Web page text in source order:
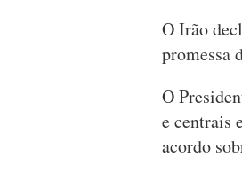
O Irão
promessa
O
e centrais
acordo